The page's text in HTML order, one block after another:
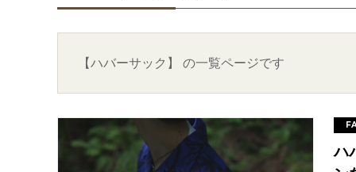
【ハバーサック】 の一覧ページです
ハ